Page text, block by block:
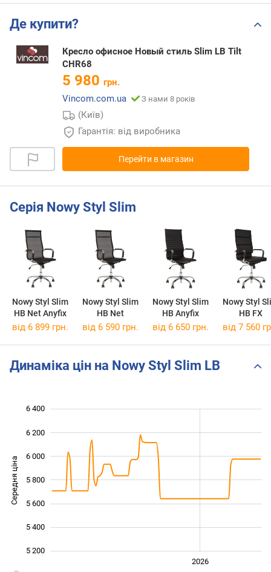
Де купити?
Кресло офисное Новый стиль Slim LB Tilt
CHR68
5 980 грн.
Vincom.com.ua
З нами 8 років
(Київ)
Гарантія: від виробника
Перейти в магазин
Серія Nowy Styl Slim
Nowy Styl Slim
HB Net Anyfix
Nowy Styl Slim
HB Net
Nowy Styl Slim
HB Anyfix
Nowy Styl
HB FX
від 6 899 грн. від 6 590 грн. від 6 650 грн. від 7 560
Динаміка цін на Nowy Styl Slim LB
Середня ціна 5 200
5 200
5 400
5 600
5 800
6 000
6 200
6 400
2026